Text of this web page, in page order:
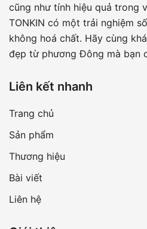
cũng như tính hiệu quả trong
TONKIN có một trải nghiệm
không hoá chất. Hãy cùng
đẹp từ phương Đông mà bạn
Liên kết nhanh
Trang chủ
Sản phẩm
Thương hiệu
Bài viết
Liên hệ